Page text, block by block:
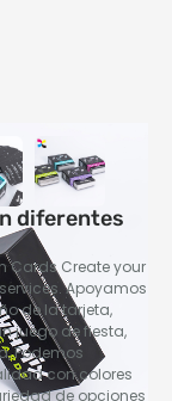
diferentes
Cards Create your
. Apoyamos
de la tarjeta,
juego de fiesta,
Podemos
con colores
de opciones